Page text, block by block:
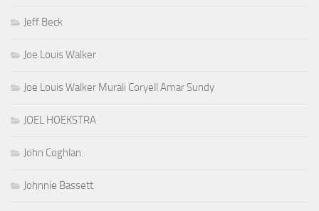
Jeff Beck
Joe Louis Walker
Joe Louis Walker Murali Coryell Amar Sundy
JOEL HOEKSTRA
John Coghlan
Johnnie Bassett